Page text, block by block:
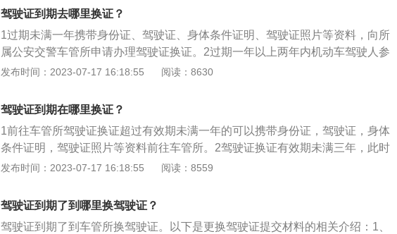
等以上责任未被吊销机动车驾驶证的驾驶人，已参加审验教育的；申请人没有未
处理完毕的道路交通安全违法行为或者交通事故；申请人身体条件符合驾驶许可
条件；机动车驾驶证没有被依法扣押、扣留、暂扣、吊销、注销或撤销的情形。
一年以上三年以内，驾照注销，但可以通过考试科目一换证。过期三年以上，驾
照作废无法再换证。领证时间：机动车驾驶人在机动车驾驶证的六年有效期内，
每个记分周期均未记满12分，换发十年有效期的机动车驾驶证；在机动车驾驶证
的十年有效期内，每个记分周期均未记满12分，换发长期有效的机动车驾驶证。
驾驶证到期去哪里换证？
1过期未满一年携带身份证、驾驶证、身体条件证明、驾驶证照片等资料，向所
属公安交警车管所申请办理驾驶证换证。2过期一年以上两年内机动车驾驶人参
加道路交通安全法律、法规和相关知识考试合格后，可以恢复驾驶资格。3到期
发布时间：2023-07-17 16:18:55 阅读：8630
驾驶证到期在哪里换证？
1前往车管所驾驶证换证超过有效期未满一年的可以携带身份证，驾驶证，身体
条件证明，驾驶证照片等资料前往车管所。2驾驶证换证有效期未满三年，此时
处于注销可恢复状态，只要到车管所重新参加科目一考试，通过之后就能换证。
发布时间：2023-07-17 16:18:55 阅读：8559
驾驶证到期了到哪里换驾驶证？
驾驶证到期了到车管所换驾驶证。以下是更换驾驶证提交材料的相关介绍：1、